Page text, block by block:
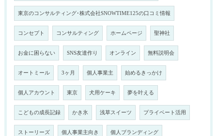
東京のコンサルティング･株式会社SNOWTIME125の口コミ情報
コンセプト コンサルティング ホームページ 聖神社
お金に困らない SNS友達作り オンライン 無料説明会
オートミール 3ヶ月 個人事業主 始めるきっかけ
個人アカウント 東京 犬用ケーキ 夢を叶える
こどもの成長記録 かき氷 浅草スイーツ プライベート活用
ストーリーズ 個人事業主向き 個人ブランディング